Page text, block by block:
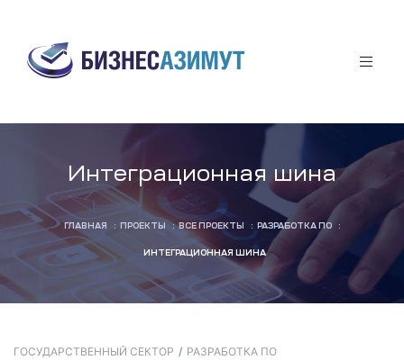
Интеграционная шина
ГЛАВНАЯ : ПРОЕКТЫ : ВСЕ ПРОЕКТЫ : РАЗРАБОТКА ПО :
ИНТЕГРАЦИОННАЯ ШИНА
ГОСУДАРСТВЕННЫЙ СЕКТОР / РАЗРАБОТКА ПО